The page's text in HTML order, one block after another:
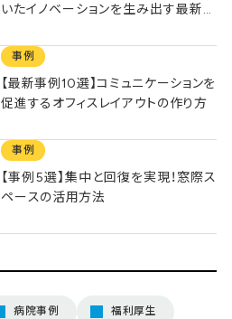
いたイノベーションを生み出す最新オ
事例
【最新事例10選】コミュニケーションを
促進するオフィスレイアウトの作り方
事例
【事例5選】集中と回復を実現！窓際ス
ペースの活用方法
病院事例 福利厚生